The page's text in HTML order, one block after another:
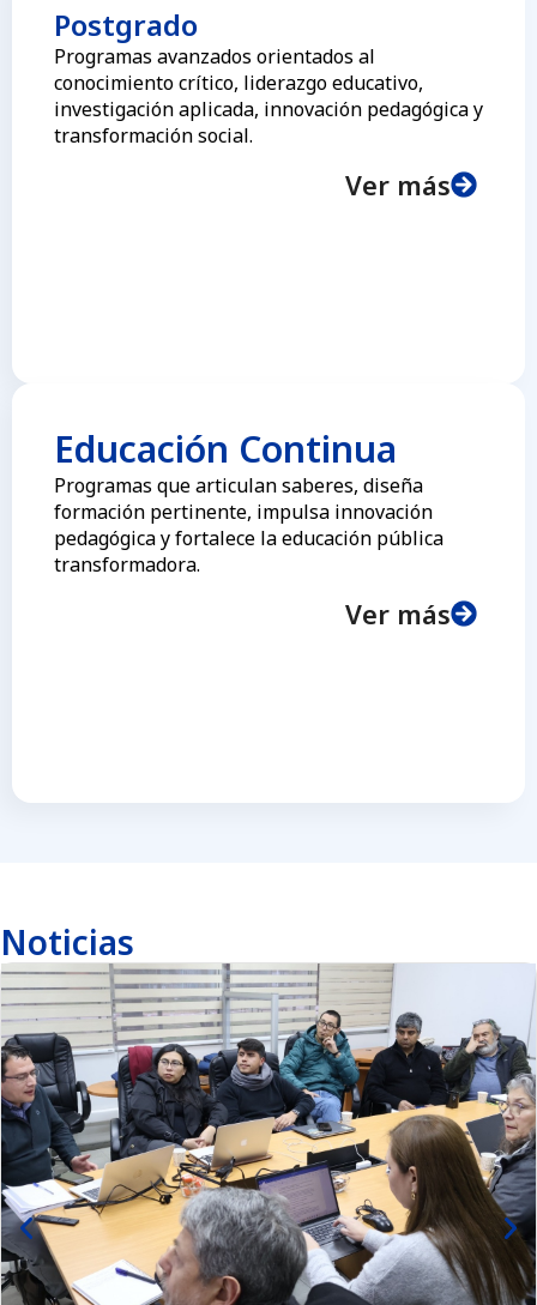
Postgrado
Programas avanzados orientados al
conocimiento crítico, liderazgo educativo,
investigación aplicada, innovación pedagógica y
transformación social.
Ver más
Educación Continua
Programas que articulan saberes, diseña
formación pertinente, impulsa innovación
pedagógica y fortalece la educación pública
transformadora.
Ver más
Noticias